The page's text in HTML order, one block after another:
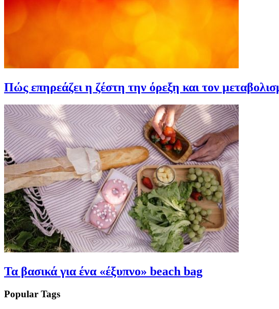
Πώς επηρεάζει η ζέστη την όρεξη και τον
Τα βασικά για ένα «έξυπνο» beach bag
Popular Tags